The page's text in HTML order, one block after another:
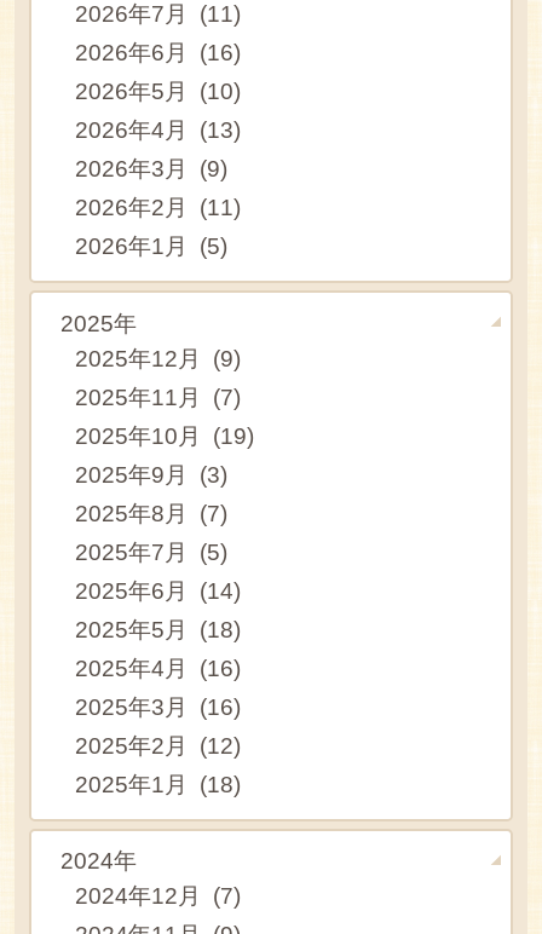
2026年7月 (11)
2026年6月 (16)
2026年5月 (10)
2026年4月 (13)
2026年3月 (9)
2026年2月 (11)
2026年1月 (5)
2025年
2025年12月 (9)
2025年11月 (7)
2025年10月 (19)
2025年9月 (3)
2025年8月 (7)
2025年7月 (5)
2025年6月 (14)
2025年5月 (18)
2025年4月 (16)
2025年3月 (16)
2025年2月 (12)
2025年1月 (18)
2024年
2024年12月 (7)